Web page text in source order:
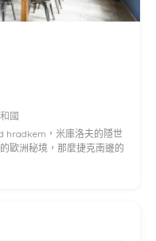
國
hradkem，米庫洛夫的隱世
歐洲秘境，那麼捷克南邊的